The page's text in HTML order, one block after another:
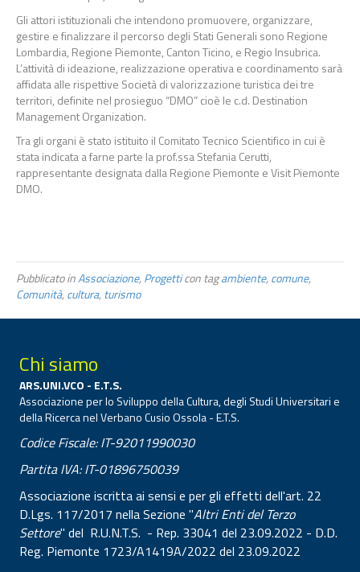
Gli attori istituzionali che intendono promuovere, organizzare,
gestire efinalizzare il percorso degli Stati Generali sono Regione
Lombardia, Regione Piemonte, Canton Ticino, e Regio Insubrica.
L’attività di ideazione, realizzazione operativa e coordinamento sarà
affidata alle rispettive Società divalorizzazione turistica dei tre
territori, definite nel prosieguo “DMO” cioè le c.d. Destination
ManagementOrganization.
Tra gli organi è stato istituito il Comitato Tecnico Scientifico in cui è
stata indicata a farne parte la prof.ssa Stefania Cerutti,
rappresentante designata dalla Regione Piemonte e Visit Piemonte
DMO.
Pubblicato inAssociazione,Progetticon tagambiente,comune,
Comunità,cultura,turismo
Chi siamo
ARS.UNI.VCO - E.T.S.
Associazione per lo Sviluppo della Cultura, degli Studi Universitari e
della Ricerca nel Verbano Cusio Ossola - E.T.S.
Codice Fiscale: IT-92011990030
Partita IVA: IT-01896750039
Associazione iscritta ai sensi e per gli effetti dell'art. 22
D.Lgs. 117/2017 nella Sezione "Altri Enti del Terzo
Settore" del R.U.N.T.S. - Rep. 33041 del 23.09.2022 - D.D.
Reg. Piemonte 1723/A1419A/2022 del 23.09.2022